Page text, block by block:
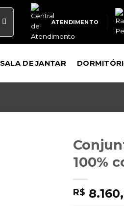
ATENDIMENTO
SALA DE JANTAR
100%
R$